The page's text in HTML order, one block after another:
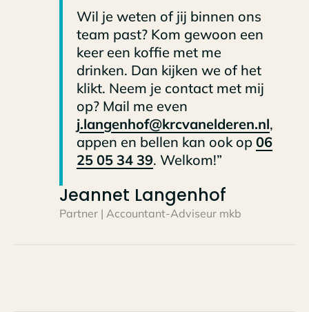
Wil je weten of jij binnen ons
team past? Kom gewoon een
keer een koffie met me
drinken. Dan kijken we of het
klikt. Neem je contact met mij
op? Mail me even
j.langenhof@krcvanelderen.nl,
appen en bellen kan ook op 06
25 05 34 39. Welkom!”
Jeannet Langenhof
Partner | Accountant-Adviseur mkb